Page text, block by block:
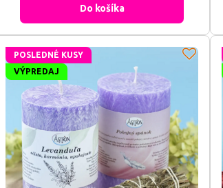
Do košíka
POSLEDNÉ KUSY
VÝPREDAJ